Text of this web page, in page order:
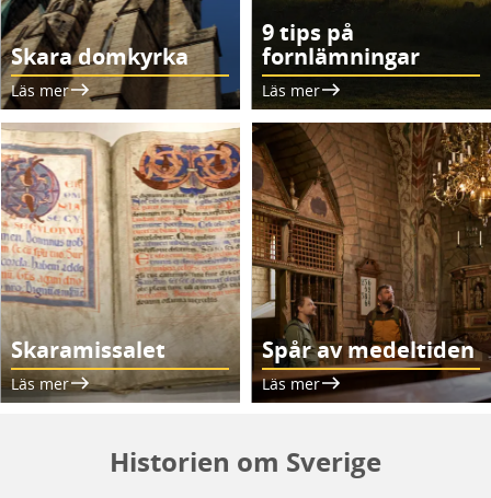
Skara domkyrka
Läs mer
9 tips på
fornlämningar
Läs mer
Skaramissalet
Läs mer
Spår av medeltiden
Läs mer
Historien om Sverige